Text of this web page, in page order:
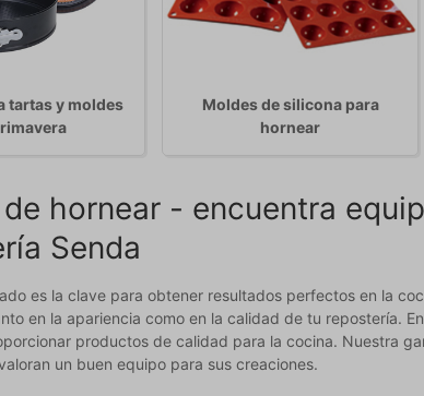
tartas y moldes
Moldes de silicona para
hornear
hornear - encuentra
Senda
es la clave para obtener resultados perfectos en la
en la apariencia como en la calidad de tu repostería.
productos de calidad para la cocina. Nuestra
un buen equipo para sus creaciones.